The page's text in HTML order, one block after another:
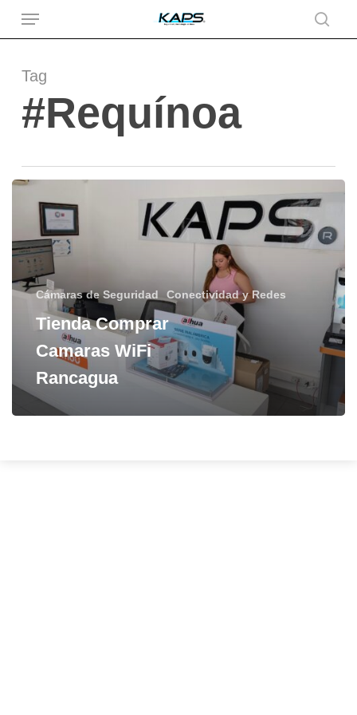
content
Menu
Tag
#Requínoa
Tienda
Comprar
Camaras
WiFi
Rancagua
Cámaras de Seguridad
Conectividad y Redes
Tienda Comprar
Camaras WiFi
Rancagua